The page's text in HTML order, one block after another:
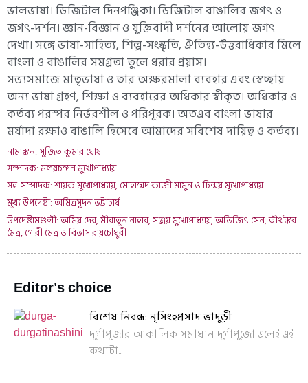
ভালভাষা। ডিজিটাল দিনপঞ্জিকা। ডিজিটাল বাঙালির জগৎ ও
জগৎ-দর্শন। জ্ঞান-বিজ্ঞান ও যুক্তিবাদী দর্শনের আলোয় জগৎ
দেখা। সঙ্গে ভাষা-সাহিত্য, শিল্প-সংস্কৃতি, ঐতিহ্য-উত্তরাধিকার মিলে
বাংলা ও বাঙালির সমগ্রতা তুলে ধরার প্রয়াস।
সভ্যসমাজে মাতৃভাষা ও তার অক্ষরমালা ব্যবহার এবং স্বেচ্ছায়
অন্য ভাষা গ্রহণ, শিক্ষা ও ব্যবহারের অধিকার স্বীকৃত। অধিকার ও
কর্তব্য পরস্পর নির্ভরশীল ও পরিপূরক। অতএব বাংলা ভাষার
মর্যাদা রক্ষাও বাঙালি হিসেবে আমাদের সবিশেষ দায়িত্ব ও কর্তব্য।
নামাঙ্কন: সুজিত কুমার ঘোষ
সম্পাদক: মলয়চন্দন মুখোপাধ্যায়
সহ-সম্পাদক: শায়ক মুখোপাধ্যায়, মোহাম্মদ কাজী মামুন ও চিন্ময় মুখোপাধ্যায়
মুখ্য উপদেষ্টা: অমিত্রসূদন ভট্টাচার্য
উপদেষ্টামণ্ডলী: অমিয় দেব, মীরাতুন নাহার, সঞ্জয় মুখোপাধ্যায়, অভিজিৎ সেন, তীর্থঙ্কর
মৈত্র, গৌরী মৈত্র ও বিভাস রায়চৌধুরী
Editor's choice
বিশেষ নিবন্ধ: নৃসিংহপ্রসাদ ভাদুড়ী
দুর্গাপূজার আকালিক সমাধান দুর্গাপুজো এলেই এই
কথাটা...